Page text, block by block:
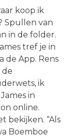
koop ik
Spullen van
in de folder.
tref je in
de App. Rens
de
ik
in
online.
bekijken. “Als
Boemboe